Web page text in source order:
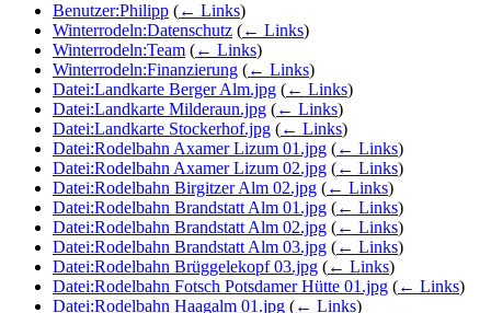
Benutzer:Philipp (← Links)
Winterrodeln:Datenschutz (← Links)
Winterrodeln:Team (← Links)
Winterrodeln:Finanzierung (← Links)
Datei:Landkarte Berger Alm.jpg (← Links)
Datei:Landkarte Milderaun.jpg (← Links)
Datei:Landkarte Stockerhof.jpg (← Links)
Datei:Rodelbahn Axamer Lizum 01.jpg (← Links)
Datei:Rodelbahn Axamer Lizum 02.jpg (← Links)
Datei:Rodelbahn Birgitzer Alm 02.jpg (← Links)
Datei:Rodelbahn Brandstatt Alm 01.jpg (← Links)
Datei:Rodelbahn Brandstatt Alm 02.jpg (← Links)
Datei:Rodelbahn Brandstatt Alm 03.jpg (← Links)
Datei:Rodelbahn Brüggelekopf 03.jpg (← Links)
Datei:Rodelbahn Fotsch Potsdamer Hütte 01.jpg (← Links)
Datei:Rodelbahn Haagalm 01.jpg (← Links)